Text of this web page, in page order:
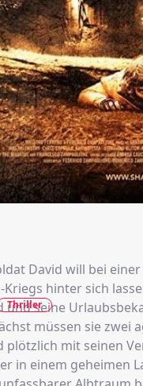
David will bei
Kriegs hinter sich
und seine
müssen sie zwei
plötzlich mit seinen
in einem geheimen
Thriller